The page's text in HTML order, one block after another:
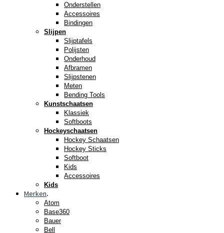
Onderstellen
Accessoires
Bindingen
Slijpen
Slijptafels
Polijsten
Onderhoud
Afbramen
Slijpstenen
Meten
Bending Tools
Kunstschaatsen
Klassiek
Softboots
Hockeyschaatsen
Hockey Schaatsen
Hockey Sticks
Softboot
Kids
Accessoires
Kids
Merken.
Atom
Base360
Bauer
Bell